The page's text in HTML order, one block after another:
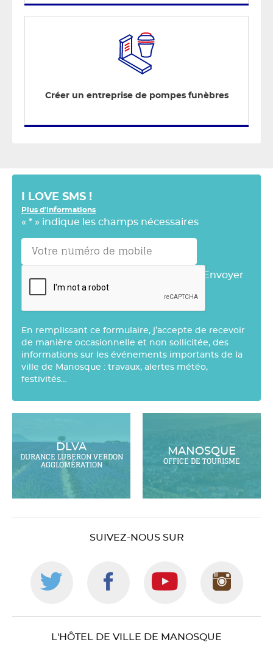
Créer un entreprise de pompes funèbres
I LOVE SMS !
Plus d'informations
« * » indique les champs nécessaires
Envoyer
En remplissant ce formulaire, j’accepte de recevoir
de manière occasionnelle et non sollicitée, des
informations sur les événements importants de la
ville de Manosque : travaux, alertes météo,
festivités…
DLVA
DURANCE LUBERON VERDON
AGGLOMÉRATION
MANOSQUE
OFFICE DE TOURISME
SUIVEZ-NOUS SUR
Suivez-
nous
Suivez-
nous
Suivez-
nous
L'HÔTEL DE VILLE DE MANOSQUE